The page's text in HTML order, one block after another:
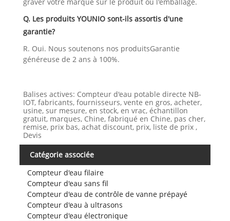
Q. Les produits YOUNIO sont-ils assortis d'une
garantie?
R. Oui. Nous soutenons nos produitsGarantie
généreuse de 2 ans à 100%.
Balises actives: Compteur d'eau potable directe NB-
IOT, fabricants, fournisseurs, vente en gros, acheter,
usine, sur mesure, en stock, en vrac, échantillon
gratuit, marques, Chine, fabriqué en Chine, pas cher,
remise, prix bas, achat discount, prix, liste de prix ,
Devis
Catégorie associée
Compteur d'eau filaire
Compteur d'eau sans fil
Compteur d'eau de contrôle de vanne prépayé
Compteur d'eau à ultrasons
Compteur d'eau électronique